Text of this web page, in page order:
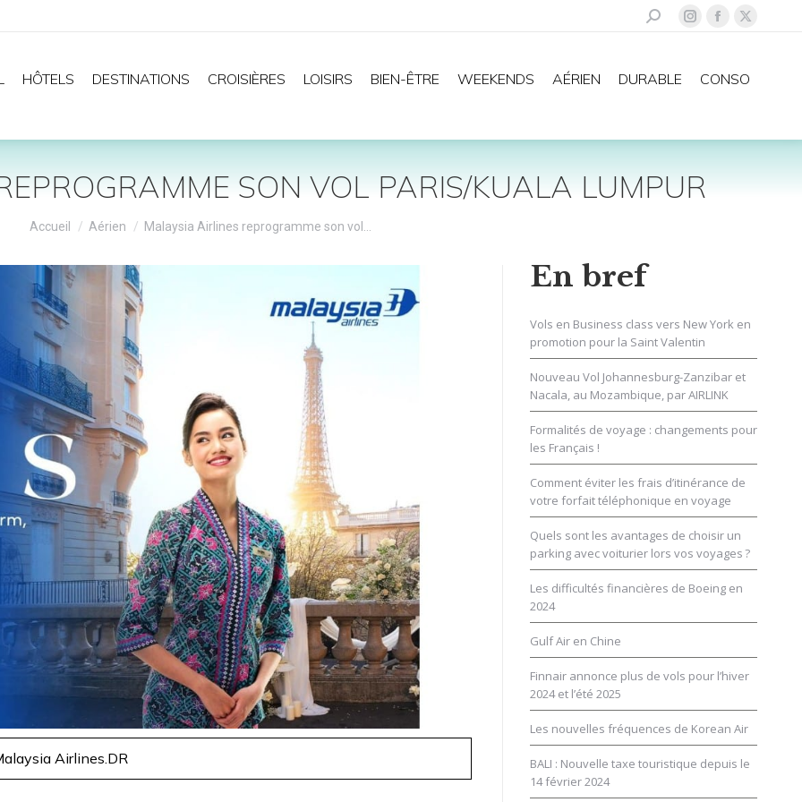
Recherche
La
Instagram
une
fenêtre
La
Facebook
une
La
X
une
HÔTELS DESTINATIONS CROISIÈRES LOISIRS BIEN-ÊTRE WEEKENDS AÉRIEN DURABLE CONSO
SON VOL PARIS/KUALA LUMPUR
Vous êtes ici :
Accueil Aérien Malaysia Airlines reprogramme son vol…
Airlines.DR
En bref
Vols en Business class vers New York en
promotion pour la Saint Valentin
Nouveau Vol Johannesburg-Zanzibar et
Nacala, au Mozambique, par AIRLINK
Formalités de voyage : changements pour
les Français !
Comment éviter les frais d’itinérance de
votre forfait téléphonique en voyage
Quels sont les avantages de choisir un
parking avec voiturier lors vos voyages ?
Les difficultés financières de Boeing en
2024
Gulf Air en Chine
Finnair annonce plus de vols pour l’hiver
2024 et l’été 2025
Les nouvelles fréquences de Korean Air
BALI : Nouvelle taxe touristique depuis le
14 février 2024